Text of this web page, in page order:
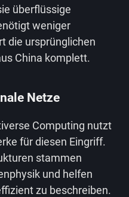
überflüssige
weniger
die ursprünglichen
China komplett.
Netze
Computing nutzt
für diesen Eingriff.
stammen
und helfen
zu beschreiben.